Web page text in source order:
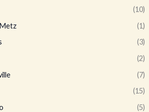
(10)
(1)
(3)
(2)
(7)
(15)
(5)